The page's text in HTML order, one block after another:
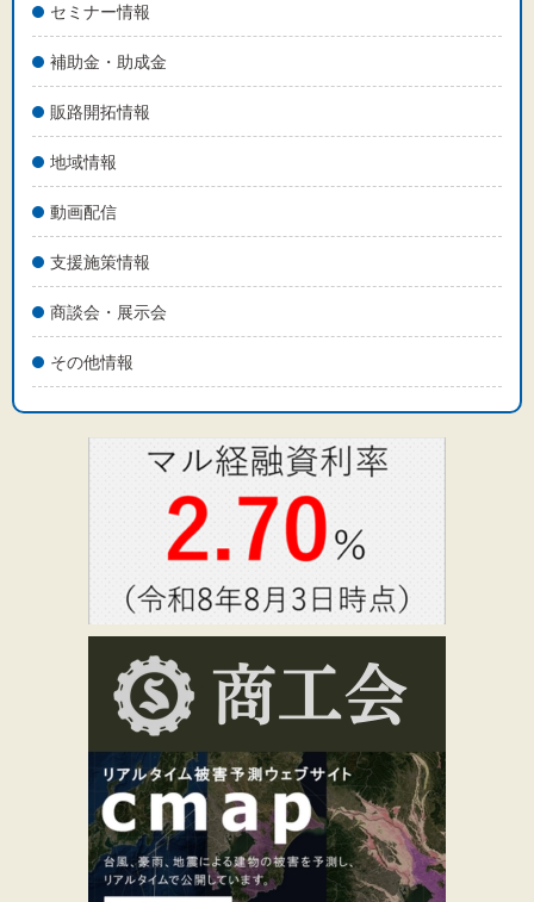
セミナー情報
補助金・助成金
販路開拓情報
地域情報
動画配信
支援施策情報
商談会・展示会
その他情報